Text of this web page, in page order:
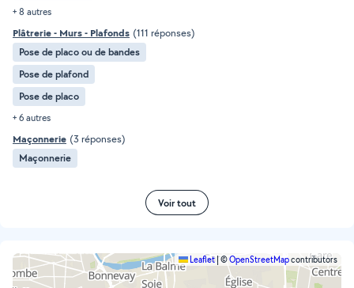
+ 8 autres
Plâtrerie - Murs - Plafonds (111 réponses)
Pose de placo ou de bandes
Pose de plafond
Pose de placo
+ 6 autres
Maçonnerie (3 réponses)
Maçonnerie
Voir tout
Leaflet |©OpenStreetMapcontributors